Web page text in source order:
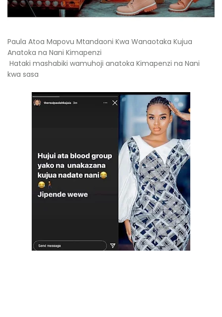
Paula Atoa Mapovu Mtandaoni Kwa Wanaotaka Kujua
Anatoka na Nani Kimapenzi
Hataki mashabiki wamuhoji anatoka Kimapenzi na Nani
kwa sasa